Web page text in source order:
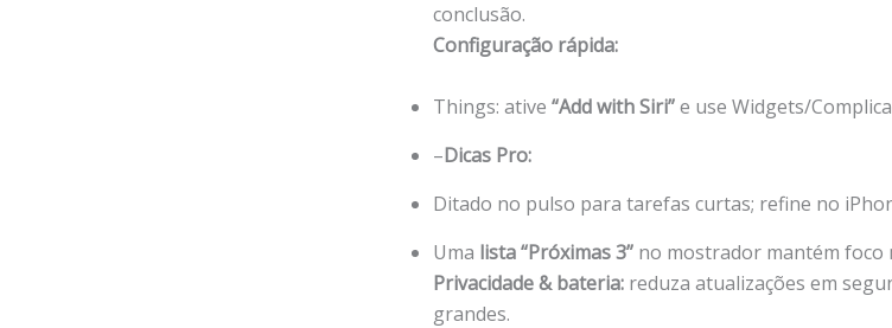
conclusão.
Configuração rápida:
Things: ative “Add with Siri”e use Widgets/
–Dicas Pro:
Ditado no pulso para tarefas curtas; refine no
Uma lista “Próximas 3” no mostrador mantém foco
Privacidade & bateria: reduza atualizações em
grandes.